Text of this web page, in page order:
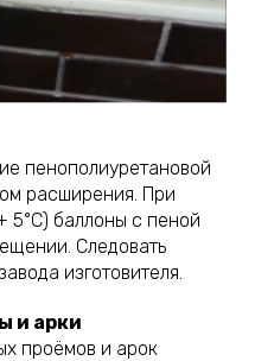
пенополиуретановой
расширения. При
5°С) баллоны с пеной
Следовать
изготовителя.
и арки
проёмов и арок